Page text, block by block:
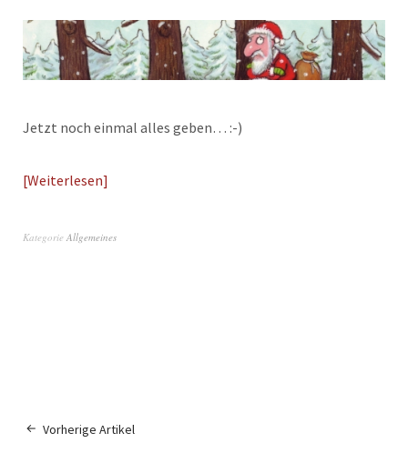
Jetzt noch einmal alles geben… :-)
Weiterlesen
Kategorie Allgemeines
Vorherige Artikel